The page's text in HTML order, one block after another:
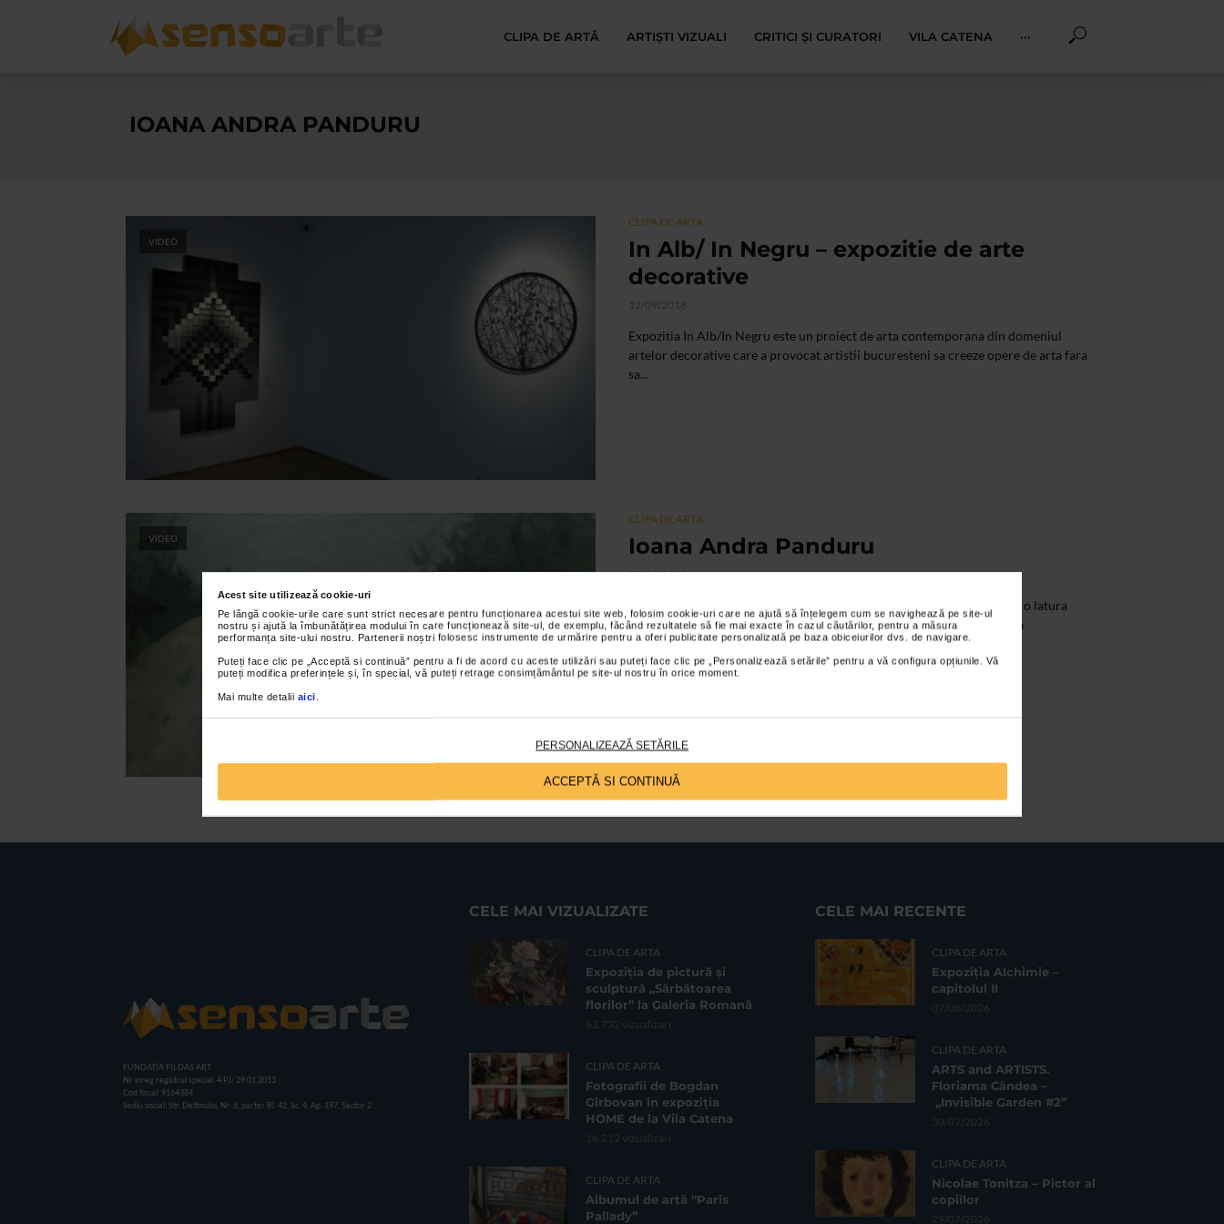
Acest site utilizează cookie-uri
Pe lângă cookie-urile care sunt strict necesare pentru funcționarea acestui site web, folosim cookie-uri care ne ajută să înțelegem cum se navighează pe site-ul
nostru și ajută la îmbunătățirea modului în care funcționează site-ul, de exemplu, făcând rezultatele să fie mai exacte în cazul căutărilor, pentru a măsura
performanța site-ului nostru. Partenerii noștri folosesc instrumente de urmărire pentru a oferi publicitate personalizată pe baza obiceiurilor dvs. de navigare.
Puteți face clic pe „Acceptă si continuă” pentru a fi de acord cu aceste utilizări sau puteți face clic pe „Personalizează setările” pentru a vă configura opțiunile. Vă
puteți modifica preferințele și, în special, vă puteți retrage consimțământul pe site-ul nostru în orice moment.
Mai multe detalii aici
PERSONALIZEAZĂ SETĂRILE
ACCEPTĂ SI CONTINUĂ
CLIPA DE ARTĂ ARTIȘTI VIZUALI CRITICI ȘI CURATORI VILA CATENA ···
IOANA ANDRA PANDURU
VIDEO
CLIPA DE ARTA
In Alb/ In Negru – expozitie de arte
decorative
12/09/2018
Expozitia In Alb/In Negru este un proiect de arta contemporana din domeniul
artelor decorative care a provocat artistii bucuresteni sa creeze opere de arta fara
sa...
VIDEO
CLIPA DE ARTA
Ioana Andra Panduru
23/04/2010
Sub titlul ,,Peisaje la Cornu", artista Ioana Andra Panduru ne dezvaluie o latura
speciala a creatiei sale, peisajul pictat in plein-air, impregnat cu emotia
momentului...
FUNDATIA FILDAS ART
Nr inreg registrul special: 4 PJ/ 29.01.2013
Cod fiscal: 9164384
Sediu social: Str. Delfinului, Nr. 6, parter Bl. 42, Sc. 4, Ap. 197, Sector 2
CELE MAI VIZUALIZATE
CLIPA DE ARTA
Expoziția de pictură și
sculptură „Sărbătoarea
florilor” la Galeria Romană
62.732 vizualizari
CLIPA DE ARTA
Fotografii de Bogdan
Gîrbovan în expoziția
HOME de la Vila Catena
16.212 vizualizari
CLIPA DE ARTA
Albumul de artă “Paris
Pallady”
CELE MAI RECENTE
CLIPA DE ARTA
Expoziția Alchimie –
capitolul II
07/08/2026
CLIPA DE ARTA
ARTS and ARTISTS.
Floriama Cândea –
„Invisible Garden #2”
30/07/2026
CLIPA DE ARTA
Nicolae Tonitza – Pictor al
copiilor
29/07/2026